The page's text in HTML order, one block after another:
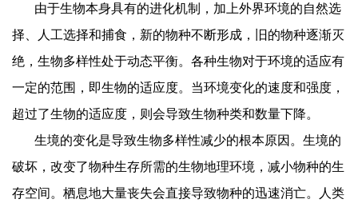
由于生物本身具有的进化机制，加上外界环境的自然选
择、人工选择和捕食，新的物种不断形成，旧的物种逐渐灭
绝，生物多样性处于动态平衡。各种生物对于环境的适应有
一定的范围，即生物的适应度。当环境变化的速度和强度，
超过了生物的适应度，则会导致生物种类和数量下降。
生境的变化是导致生物多样性减少的根本原因。生境的
破坏，改变了物种生存所需的生物地理环境，减小物种的生
存空间。栖息地大量丧失会直接导致物种的迅速消亡。人类